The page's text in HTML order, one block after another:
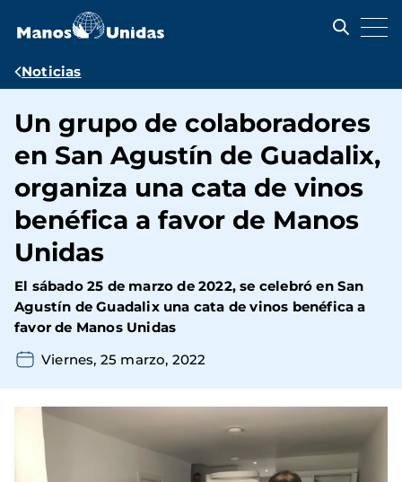
contenido
Ruta
navegación
Noticias
Un grupo de colaboradores
en San Agustín de Guadalix,
organiza una cata de vinos
benéfica a favor de Manos
Unidas
El sábado 25 de marzo de 2022, se celebró en San
Agustín de Guadalix una cata de vinos benéfica a
favor de Manos Unidas
Viernes, 25 marzo, 2022